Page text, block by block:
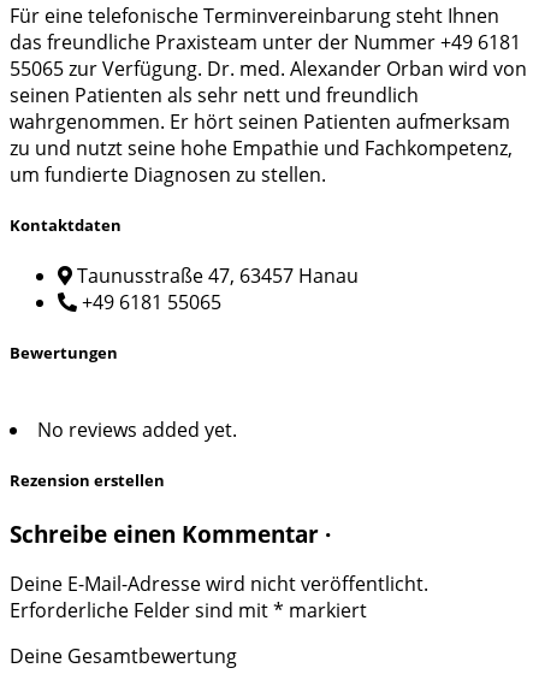
Für eine telefonische Terminvereinbarung steht Ihnen
das freundliche Praxisteam unter der Nummer +49 6181
55065 zur Verfügung. Dr. med. Alexander Orban wird von
seinen Patienten als sehr nett und freundlich
wahrgenommen. Er hört seinen Patienten aufmerksam
zu und nutzt seine hohe Empathie und Fachkompetenz,
um fundierte Diagnosen zu stellen.
Kontaktdaten
Taunusstraße 47, 63457 Hanau
+49 6181 55065
Bewertungen
No reviews added yet.
Rezension erstellen
Schreibe einen Kommentar ·
Deine E-Mail-Adresse wird nicht veröffentlicht.
Erforderliche Felder sind mit* markiert
Deine Gesamtbewertung